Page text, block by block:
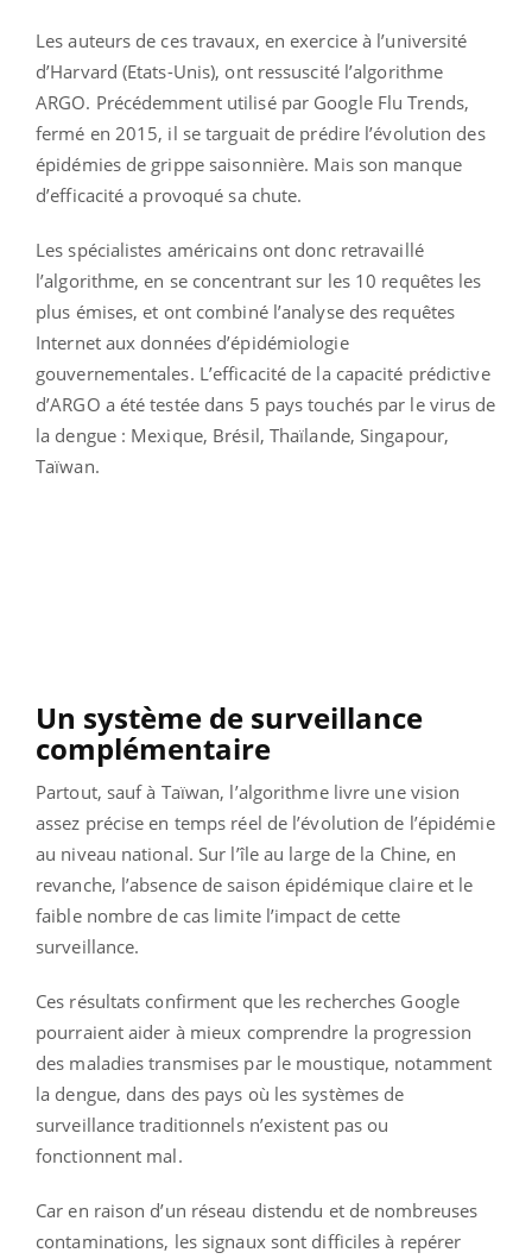
Les auteurs de ces travaux, en exercice à l’université
d’Harvard (Etats-Unis), ont ressuscité l’algorithme
ARGO. Précédemment utilisé par Google Flu Trends,
fermé en 2015, il se targuait de prédire l’évolution des
épidémies de grippe saisonnière. Mais son manque
d’efficacité a provoqué sa chute.
Les spécialistes américains ont donc retravaillé
l’algorithme, en se concentrant sur les 10 requêtes les
plus émises, et ont combiné l’analyse des requêtes
Internet aux données d’épidémiologie
gouvernementales. L’efficacité de la capacité prédictive
d’ARGO a été testée dans 5 pays touchés par le virus de
la dengue : Mexique, Brésil, Thaïlande, Singapour,
Taïwan.
Un système de surveillance
complémentaire
Partout, sauf à Taïwan, l’algorithme livre une vision
assez précise en temps réel de l’évolution de l’épidémie
au niveau national. Sur l’île au large de la Chine, en
revanche, l’absence de saison épidémique claire et le
faible nombre de cas limite l’impact de cette
surveillance.
Ces résultats confirment que les recherches Google
pourraient aider à mieux comprendre la progression
des maladies transmises par le moustique, notamment
la dengue, dans des pays où les systèmes de
surveillance traditionnels n’existent pas ou
fonctionnent mal.
Car en raison d’un réseau distendu et de nombreuses
contaminations, les signaux sont difficiles à repérer